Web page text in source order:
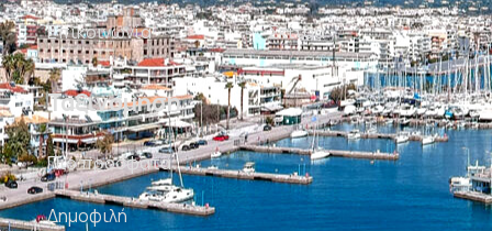
Επικοινωνία Σκίτσα
Ταξινόμηση
Πιο πρόσφατα
Δημοφιλή